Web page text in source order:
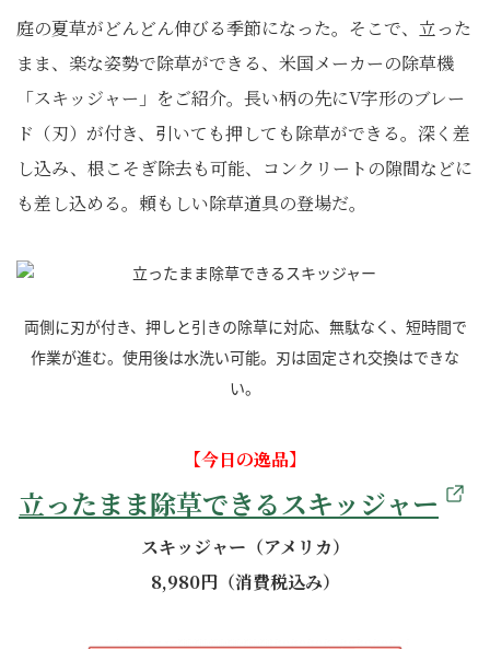
庭の夏草がどんどん伸びる季節になった。そこで、立った
まま、楽な姿勢で除草ができる、米国メーカーの除草機
「スキッジャー」をご紹介。長い柄の先にV字形のブレー
ド（刃）が付き、引いても押しても除草ができる。深く差
し込み、根こそぎ除去も可能、コンクリートの隙間などに
も差し込める。頼もしい除草道具の登場だ。
両側に刃が付き、押しと引きの除草に対応、無駄なく、短時間で
作業が進む。使用後は水洗い可能。刃は固定され交換はできな
い。
【今日の逸品】
立ったまま除草できるスキッジャー
スキッジャー（アメリカ）
8,980円（消費税込み）